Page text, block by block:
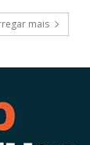
mais